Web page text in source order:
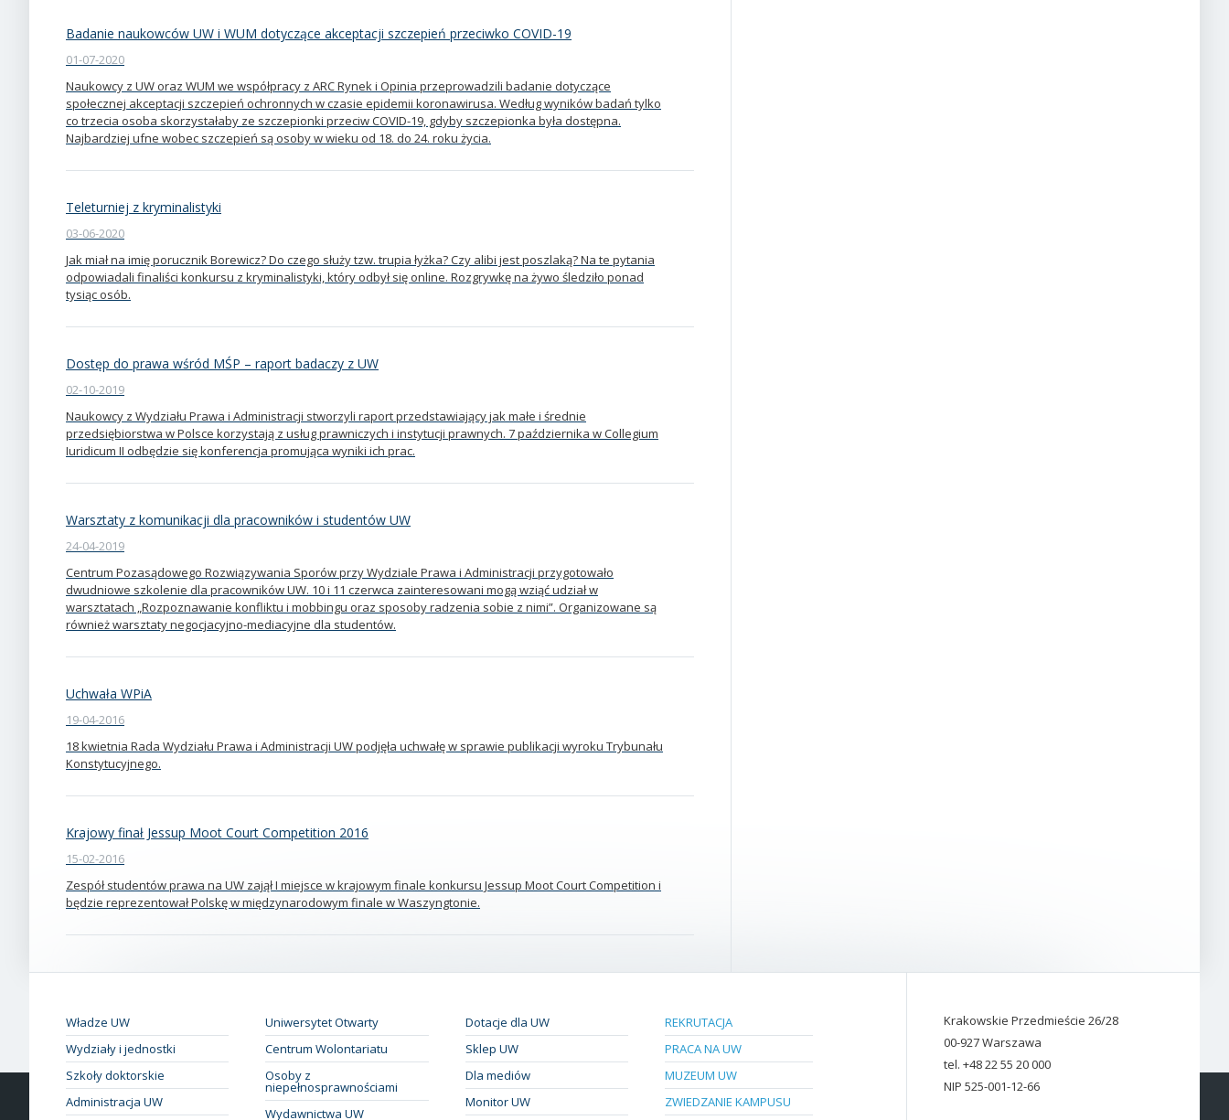
Badanie naukowców UW i WUM dotyczące akceptacji szczepień przeciwko COVID-19
01-07-2020
Naukowcy z UW oraz WUM we współpracy z ARC Rynek i Opinia przeprowadzili badanie dotyczące
społecznej akceptacji szczepień ochronnych w czasie epidemii koronawirusa. Według wyników badań tylko
co trzecia osoba skorzystałaby ze szczepionki przeciw COVID-19, gdyby szczepionka była dostępna.
Najbardziej ufne wobec szczepień są osoby w wieku od 18. do 24. roku życia.
Teleturniej z kryminalistyki
03-06-2020
Jak miał na imię porucznik Borewicz? Do czego służy tzw. trupia łyżka? Czy alibi jest poszlaką? Na te pytania
odpowiadali finaliści konkursu z kryminalistyki, który odbył się online. Rozgrywkę na żywo śledziło ponad
tysiąc osób.
Dostęp do prawa wśród MŚP – raport badaczy z UW
02-10-2019
Naukowcy z Wydziału Prawa i Administracji stworzyli raport przedstawiający jak małe i średnie
przedsiębiorstwa w Polsce korzystają z usług prawniczych i instytucji prawnych. 7 października w Collegium
Iuridicum II odbędzie się konferencja promująca wyniki ich prac.
Warsztaty z komunikacji dla pracowników i studentów UW
24-04-2019
Centrum Pozasądowego Rozwiązywania Sporów przy Wydziale Prawa i Administracji przygotowało
dwudniowe szkolenie dla pracowników UW. 10 i 11 czerwca zainteresowani mogą wziąć udział w
warsztatach „Rozpoznawanie konfliktu i mobbingu oraz sposoby radzenia sobie z nimi”. Organizowane są
również warsztaty negocjacyjno-mediacyjne dla studentów.
Uchwała WPiA
19-04-2016
18 kwietnia Rada Wydziału Prawa i Administracji UW podjęła uchwałę w sprawie publikacji wyroku Trybunału
Konstytucyjnego.
Krajowy finał Jessup Moot Court Competition 2016
15-02-2016
Zespół studentów prawa na UW zajął I miejsce w krajowym finale konkursu Jessup Moot Court Competition i
będzie reprezentował Polskę w międzynarodowym finale w Waszyngtonie.
Władze UW
Wydziały i jednostki
Szkoły doktorskie
Administracja UW
Uniwersytet Otwarty
Centrum Wolontariatu
Osoby z
niepełnosprawnościami
Wydawnictwa UW
Dotacje dla UW
Sklep UW
Dla mediów
Monitor UW
REKRUTACJA
PRACA NA UW
MUZEUM UW
ZWIEDZANIE KAMPUSU
Krakowskie Przedmieście 26/28
00-927 Warszawa
tel. +48 22 55 20 000
NIP 525-001-12-66